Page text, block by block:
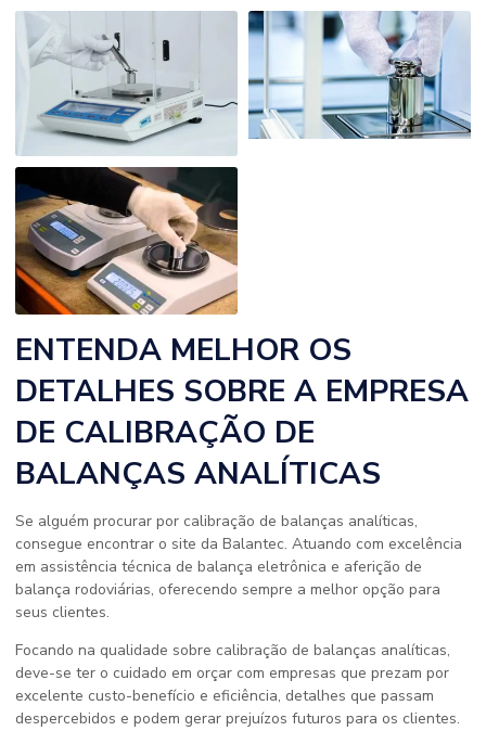
ENTENDA MELHOR OS
DETALHES SOBRE A EMPRESA
DE CALIBRAÇÃO DE
BALANÇAS ANALÍTICAS
Se alguém procurar por calibração de balanças analíticas,
consegue encontrar o site da Balantec. Atuando com excelência
em assistência técnica de balança eletrônica e aferição de
balança rodoviárias, oferecendo sempre a melhor opção para
seus clientes.
Focando na qualidade sobre calibração de balanças analíticas,
deve-se ter o cuidado em orçar com empresas que prezam por
excelente custo-benefício e eficiência, detalhes que passam
despercebidos e podem gerar prejuízos futuros para os clientes.